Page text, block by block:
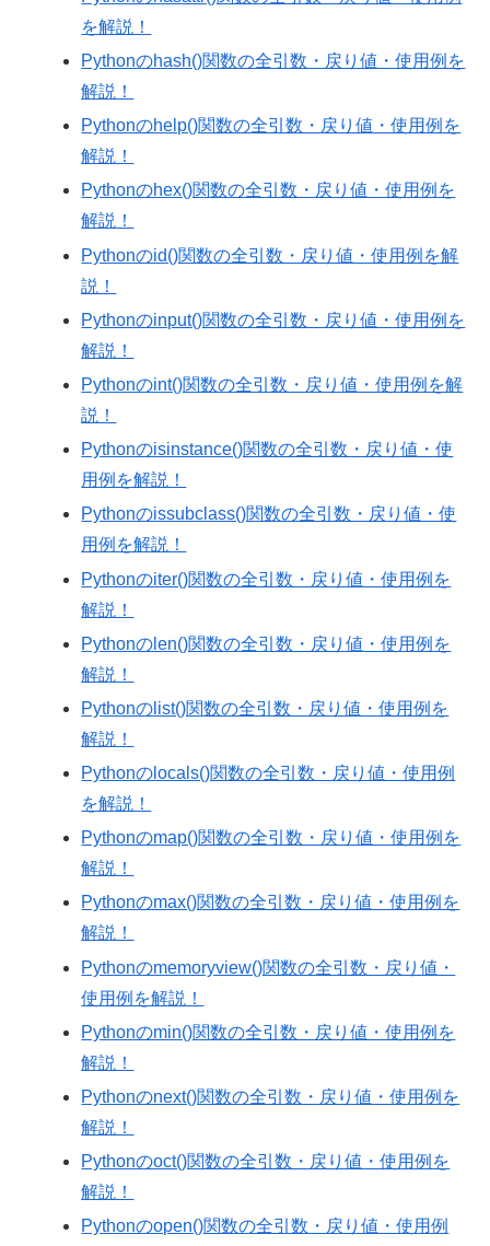
を解説！
Pythonのhash()関数の全引数・戻り値・使用例を
解説！
Pythonのhelp()関数の全引数・戻り値・使用例を
解説！
Pythonのhex()関数の全引数・戻り値・使用例を
解説！
Pythonのid()関数の全引数・戻り値・使用例を解
説！
Pythonのinput()関数の全引数・戻り値・使用例を
解説！
Pythonのint()関数の全引数・戻り値・使用例を解
説！
Pythonのisinstance()関数の全引数・戻り値・使
用例を解説！
Pythonのissubclass()関数の全引数・戻り値・使
用例を解説！
Pythonのiter()関数の全引数・戻り値・使用例を
解説！
Pythonのlen()関数の全引数・戻り値・使用例を
解説！
Pythonのlist()関数の全引数・戻り値・使用例を
解説！
Pythonのlocals()関数の全引数・戻り値・使用例
を解説！
Pythonのmap()関数の全引数・戻り値・使用例を
解説！
Pythonのmax()関数の全引数・戻り値・使用例を
解説！
Pythonのmemoryview()関数の全引数・戻り値・
使用例を解説！
Pythonのmin()関数の全引数・戻り値・使用例を
解説！
Pythonのnext()関数の全引数・戻り値・使用例を
解説！
Pythonのoct()関数の全引数・戻り値・使用例を
解説！
Pythonのopen()関数の全引数・戻り値・使用例